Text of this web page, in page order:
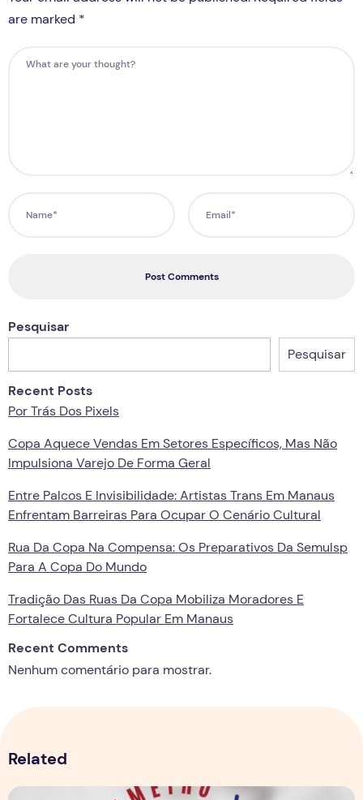
are marked *
Post Comments
Pesquisar
Pesquisar
Recent Posts
Por Trás Dos Pixels
Copa Aquece Vendas Em Setores Específicos, Mas Não
Impulsiona Varejo De Forma Geral
Entre Palcos E Invisibilidade: Artistas Trans Em Manaus
Enfrentam Barreiras Para Ocupar O Cenário Cultural
Rua Da Copa Na Compensa: Os Preparativos Da Semulsp
Para A Copa Do Mundo
Tradição Das Ruas Da Copa Mobiliza Moradores E
Fortalece Cultura Popular Em Manaus
Recent Comments
Nenhum comentário para mostrar.
Related